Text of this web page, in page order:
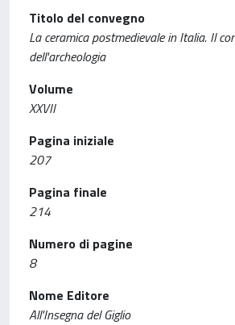
Titolo del convegno
La ceramica postmedievale in Italia. Il
dell'archeologia
Volume
XXVII
Pagina iniziale
207
Pagina finale
214
Numero di pagine
8
Nome Editore
All'Insegna del Giglio